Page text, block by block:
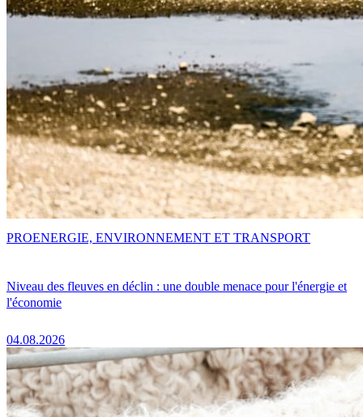
Niveau des fleuves en déclin : une double menace pour l'énergie et
l'économie
04.08.2026
PROENERGIE, ENVIRONNEMENT ET TRANSPORT